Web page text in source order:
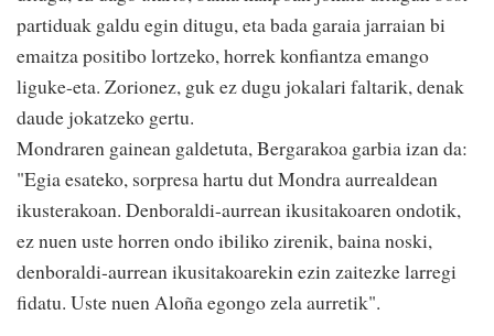
partiduak galdu egin ditugu, eta bada garaia jarraian bi
emaitza positibo lortzeko, horrek konfiantza emango
liguke-eta. Zorionez, guk ez dugu jokalari faltarik, denak
daude jokatzeko gertu.
Mondraren gainean galdetuta, Bergarakoa garbia izan da:
"Egia esateko, sorpresa hartu dut Mondra aurrealdean
ikusterakoan. Denboraldi-aurrean ikusitakoaren ondotik,
ez nuen uste horren ondo ibiliko zirenik, baina noski,
denboraldi-aurrean ikusitakoarekin ezin zaitezke larregi
fidatu. Uste nuen Aloña egongo zela aurretik".